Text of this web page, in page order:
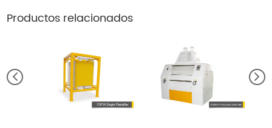
Productos relacionados